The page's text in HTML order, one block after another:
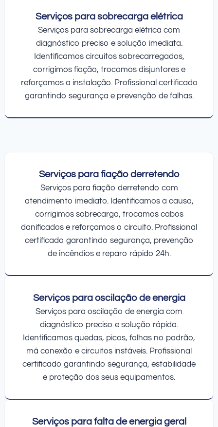
Serviços para sobrecarga elétrica
Serviços para sobrecarga elétrica com
diagnóstico preciso e solução imediata.
Identificamos circuitos sobrecarregados,
corrigimos fiação, trocamos disjuntores e
reforçamos a instalação. Profissional certificado
garantindo segurança e prevenção de falhas.
Serviços para fiação derretendo
Serviços para fiação derretendo com
atendimento imediato. Identificamos a causa,
corrigimos sobrecarga, trocamos cabos
danificados e reforçamos o circuito. Profissional
certificado garantindo segurança, prevenção
de incêndios e reparo rápido 24h.
Serviços para oscilação de energia
Serviços para oscilação de energia com
diagnóstico preciso e solução rápida.
Identificamos quedas, picos, falhas no padrão,
má conexão e circuitos instáveis. Profissional
certificado garantindo segurança, estabilidade
e proteção dos seus equipamentos.
Serviços para falta de energia geral